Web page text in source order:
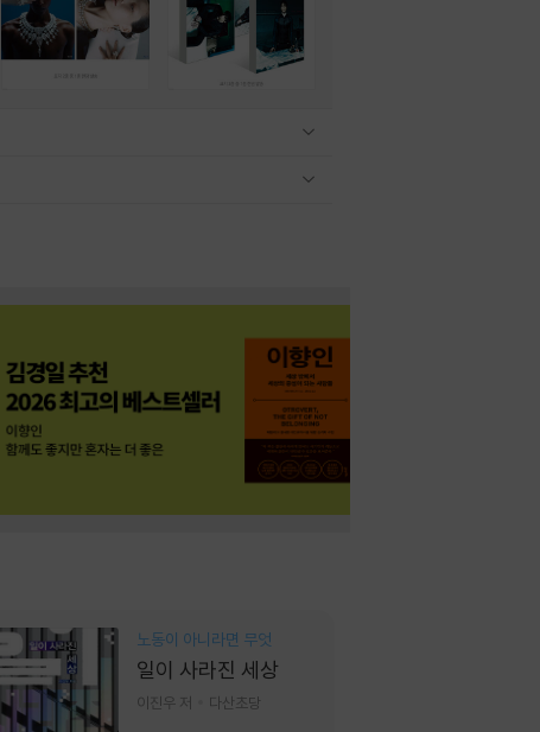
노동이 아니라면 무엇
일이 사라진 세상
이진우 저 다산초당